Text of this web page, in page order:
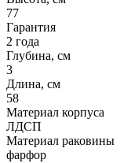
77
Гарантия
2 года
Глубина, см
3
Длина, см
58
Материал корпуса
ЛДСП
Материал раковины
фарфор